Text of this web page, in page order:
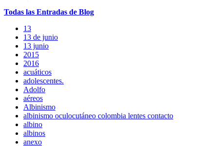
Todas las Entradas de Blog
13
13 de junio
13 junio
2015
2016
acuáticos
adolescentes.
Adolfo
aéreos
Albinismo
albinismo oculocutáneo colombia lentes contacto
albino
albinos
anexo